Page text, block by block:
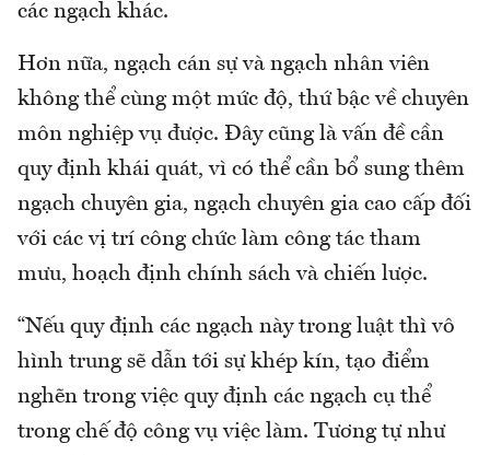
các ngạch khác.
Hơn nữa, ngạch cán sự và ngạch nhân viên
không thể cùng một mức độ, thứ bậc về chuyên
môn nghiệp vụ được. Đây cũng là vấn đề cần
quy định khái quát, vì có thể cần bổ sung thêm
ngạch chuyên gia, ngạch chuyên gia cao cấp đối
với các vị trí công chức làm công tác tham
mưu, hoạch định chính sách và chiến lược.
“Nếu quy định các ngạch này trong luật thì vô
hình trung sẽ dẫn tới sự khép kín, tạo điểm
nghẽn trong việc quy định các ngạch cụ thể
trong chế độ công vụ việc làm. Tương tự như